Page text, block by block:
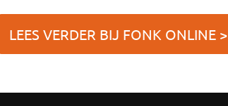
LEES VERDER BIJ FONK ONLINE >